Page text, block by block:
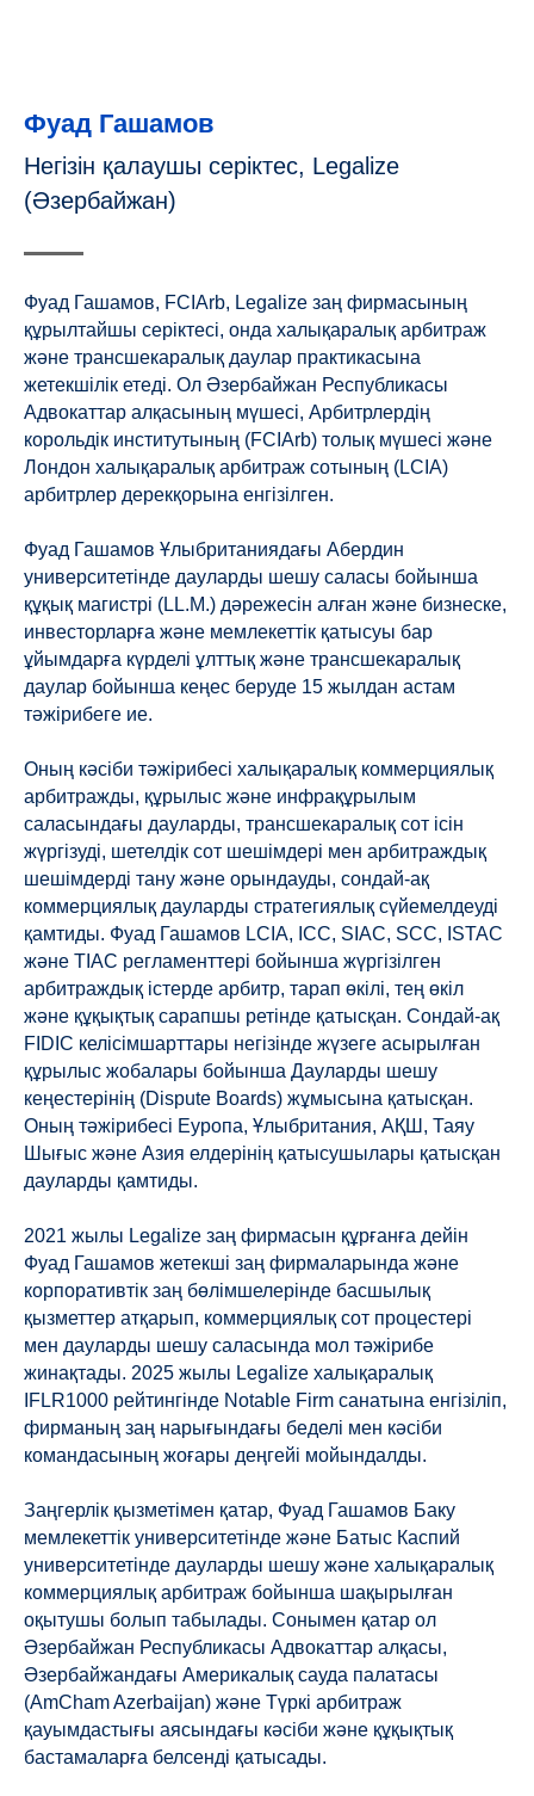
Фуад Гашамов
Негізін қалаушы серіктес, Legalize
(Әзербайжан)
Фуад Гашамов, FCIArb, Legalize заң фирмасының
құрылтайшы серіктесі, онда халықаралық арбитраж
және трансшекаралық даулар практикасына
жетекшілік етеді. Ол Әзербайжан Республикасы
Адвокаттар алқасының мүшесі, Арбитрлердің
корольдік институтының (FCIArb) толық мүшесі және
Лондон халықаралық арбитраж сотының (LCIA)
арбитрлер дерекқорына енгізілген.
Фуад Гашамов Ұлыбританиядағы Абердин
университетінде дауларды шешу саласы бойынша
құқық магистрі (LL.M.) дәрежесін алған және бизнеске,
инвесторларға және мемлекеттік қатысуы бар
ұйымдарға күрделі ұлттық және трансшекаралық
даулар бойынша кеңес беруде 15 жылдан астам
тәжірибеге ие.
Оның кәсіби тәжірибесі халықаралық коммерциялық
арбитражды, құрылыс және инфрақұрылым
саласындағы дауларды, трансшекаралық сот ісін
жүргізуді, шетелдік сот шешімдері мен арбитраждық
шешімдерді тану және орындауды, сондай-ақ
коммерциялық дауларды стратегиялық сүйемелдеуді
қамтиды. Фуад Гашамов LCIA, ICC, SIAC, SCC, ISTAC
және TIAC регламенттері бойынша жүргізілген
арбитраждық істерде арбитр, тарап өкілі, тең өкіл
және құқықтық сарапшы ретінде қатысқан. Сондай-ақ
FIDIC келісімшарттары негізінде жүзеге асырылған
құрылыс жобалары бойынша Дауларды шешу
кеңестерінің (Dispute Boards) жұмысына қатысқан.
Оның тәжірибесі Еуропа, Ұлыбритания, АҚШ, Таяу
Шығыс және Азия елдерінің қатысушылары қатысқан
дауларды қамтиды.
2021 жылы Legalize заң фирмасын құрғанға дейін
Фуад Гашамов жетекші заң фирмаларында және
корпоративтік заң бөлімшелерінде басшылық
қызметтер атқарып, коммерциялық сот процестері
мен дауларды шешу саласында мол тәжірибе
жинақтады. 2025 жылы Legalize халықаралық
IFLR1000 рейтингінде Notable Firm санатына енгізіліп,
фирманың заң нарығындағы беделі мен кәсіби
командасының жоғары деңгейі мойындалды.
Заңгерлік қызметімен қатар, Фуад Гашамов Баку
мемлекеттік университетінде және Батыс Каспий
университетінде дауларды шешу және халықаралық
коммерциялық арбитраж бойынша шақырылған
оқытушы болып табылады. Сонымен қатар ол
Әзербайжан Республикасы Адвокаттар алқасы,
Әзербайжандағы Америкалық сауда палатасы
(AmCham Azerbaijan) және Түркі арбитраж
қауымдастығы аясындағы кәсіби және құқықтық
бастамаларға белсенді қатысады.